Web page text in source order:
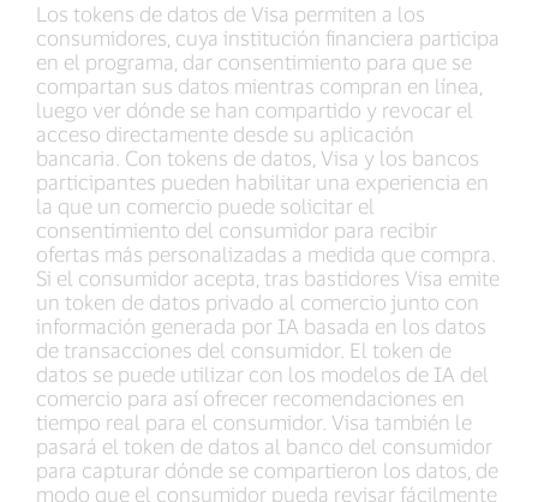
Los tokens de datos de Visa permiten a los
consumidores, cuya institución financiera participa
en el programa, dar consentimiento para que se
compartan sus datos mientras compran en línea,
luego ver dónde se han compartido y revocar el
acceso directamente desde su aplicación
bancaria. Con tokens de datos, Visa y los bancos
participantes pueden habilitar una experiencia en
la que un comercio puede solicitar el
consentimiento del consumidor para recibir
ofertas más personalizadas a medida que compra.
Si el consumidor acepta, tras bastidores Visa emite
un token de datos privado al comercio junto con
información generada por IA basada en los datos
de transacciones del consumidor. El token de
datos se puede utilizar con los modelos de IA del
comercio para así ofrecer recomendaciones en
tiempo real para el consumidor. Visa también le
pasará el token de datos al banco del consumidor
para capturar dónde se compartieron los datos, de
modo que el consumidor pueda revisar fácilmente